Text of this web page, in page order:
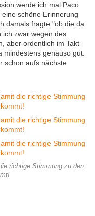
werde ich mal Paco
schöne Erinnerung
damals fragte "ob die da
ich zwar wegen des
aber ordentlich im Takt
genauso gut.
schon aufs nächste
richtige Stimmung zu den